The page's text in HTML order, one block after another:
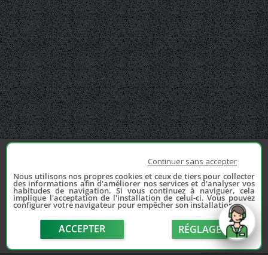
Continuer sans accepter
Nous utilisons nos propres cookies et ceux de tiers pour collecter
des informations afin d'améliorer nos services et d'analyser vos
habitudes de navigation. Si vous continuez à naviguer, cela
implique l'acceptation de l'installation de celui-ci. Vous pouvez
configurer votre navigateur pour empêcher son installation.
ACCEPTER RÉGLAGE